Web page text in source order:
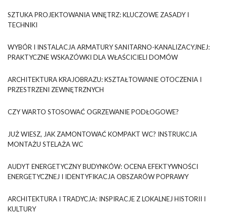
SZTUKA PROJEKTOWANIA WNĘTRZ: KLUCZOWE ZASADY I
TECHNIKI
WYBÓR I INSTALACJA ARMATURY SANITARNO-KANALIZACYJNEJ:
PRAKTYCZNE WSKAZÓWKI DLA WŁAŚCICIELI DOMÓW
ARCHITEKTURA KRAJOBRAZU: KSZTAŁTOWANIE OTOCZENIA I
PRZESTRZENI ZEWNĘTRZNYCH
CZY WARTO STOSOWAĆ OGRZEWANIE PODŁOGOWE?
JUŻ WIESZ, JAK ZAMONTOWAĆ KOMPAKT WC? INSTRUKCJA
MONTAŻU STELAŻA WC
AUDYT ENERGETYCZNY BUDYNKÓW: OCENA EFEKTYWNOŚCI
ENERGETYCZNEJ I IDENTYFIKACJA OBSZARÓW POPRAWY
ARCHITEKTURA I TRADYCJA: INSPIRACJE Z LOKALNEJ HISTORII I
KULTURY